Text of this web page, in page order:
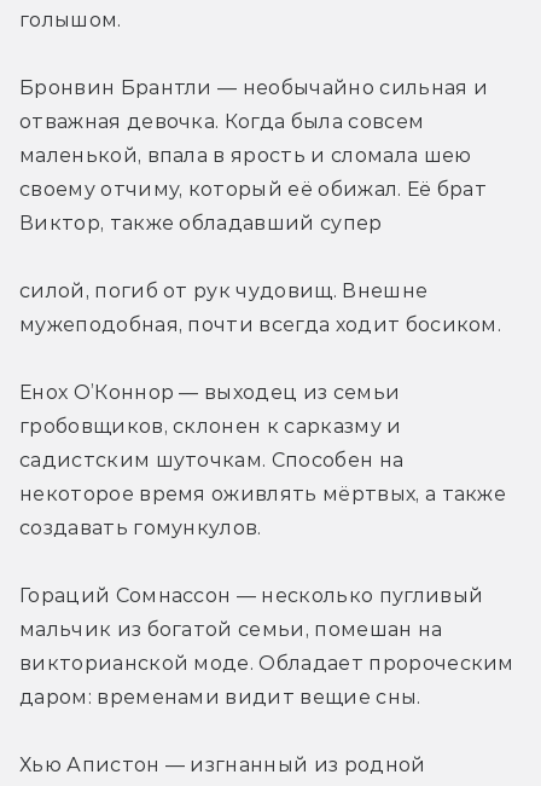
голышом.
Бронвин Брантли — необычайно сильная и
отважная девочка. Когда была совсем
маленькой, впала в ярость и сломала шею
своему отчиму, который её обижал. Её брат
Виктор, также обладавший супер
силой, погиб от рук чудовищ. Внешне
мужеподобная, почти всегда ходит босиком.
Енох О’Коннор — выходец из семьи
гробовщиков, склонен к сарказму и
садистским шуточкам. Способен на
некоторое время оживлять мёртвых, а также
создавать гомункулов.
Гораций Сомнассон — несколько пугливый
мальчик из богатой семьи, помешан на
викторианской моде. Обладает пророческим
даром: временами видит вещие сны.
Хью Апистон — изгнанный из родной